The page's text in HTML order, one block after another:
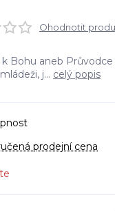
Ohodnotit
k Bohu aneb
j... celý popis
prodejní cena